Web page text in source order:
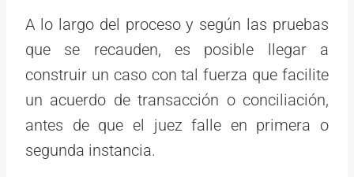
A lo largo del proceso y según las pruebas
que se recauden, es posible llegar a
construir un caso con tal fuerza que facilite
un acuerdo de transacción o conciliación,
antes de que el juez falle en primera o
segunda instancia.